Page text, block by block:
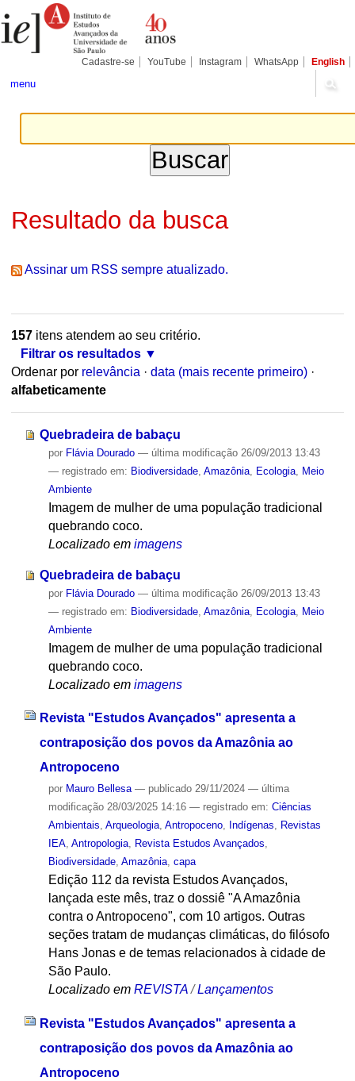
para
conteúdo.
Pessoais
Cadastre-se YouTube Instagram WhatsApp English
menu
Resultado da busca
Assinar um RSS sempre atualizado.
157itens atendem ao seu critério.
Filtrar os resultados
Ordenar por relevância · data (mais recente primeiro) ·
alfabeticamente
Quebradeira de babaçu
por Flávia Dourado — última modificação26/09/2013 13:43
— registrado em: Biodiversidade, Amazônia, Ecologia,
Meio
Ambiente
Imagem de mulher de uma população tradicional
quebrando coco.
Localizado em imagens
Quebradeira de babaçu
por Flávia Dourado — última modificação26/09/2013 13:43
— registrado em: Biodiversidade, Amazônia, Ecologia, Meio
Ambiente
Imagem de mulher de uma população tradicional
quebrando coco.
Localizado em imagens
Revista "Estudos Avançados" apresenta a
contraposição dos povos da Amazônia ao
Antropoceno
por Mauro Bellesa — publicado29/11/2024 — última
modificação28/03/2025 14:16 — registrado em: Ciências
Ambientais, Arqueologia, Antropoceno, Indígenas, Revistas
IEA, Antropologia, Revista Estudos Avançados,
Biodiversidade, Amazônia, capa
Edição 112 da revista Estudos Avançados,
lançada este mês, traz o dossiê "A Amazônia
contra o Antropoceno", com 10 artigos. Outras
seções tratam de mudanças climáticas, do filósofo
Hans Jonas e de temas relacionados à cidade de
São Paulo.
Localizado em REVISTA /Lançamentos
Revista "Estudos Avançados" apresenta a
contraposição dos povos da Amazônia ao
Antropoceno